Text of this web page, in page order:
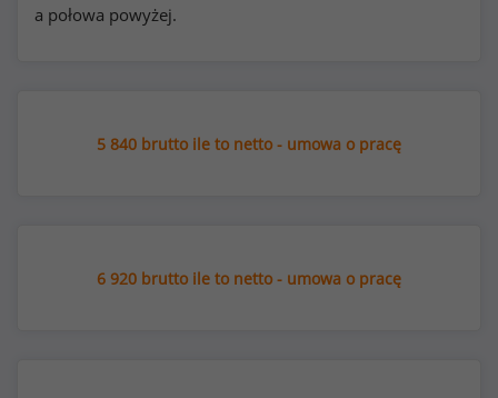
a połowa powyżej.
5 840 brutto ile to netto - umowa o pracę
6 920 brutto ile to netto - umowa o pracę